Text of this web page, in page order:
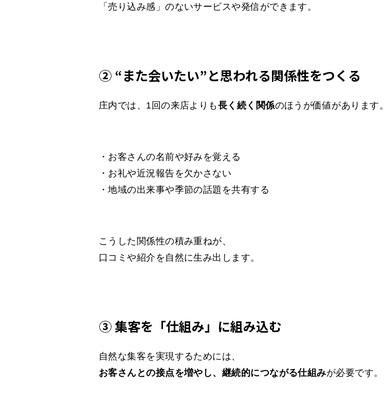
「売り込み感」のないサービスや発信ができます。
② “また会いたい”と思われる関係性をつくる
庄内では、1回の来店よりも長く続く関係のほうが価値があります。
・お客さんの名前や好みを覚える
・お礼や近況報告を欠かさない
・地域の出来事や季節の話題を共有する
こうした関係性の積み重ねが、
口コミや紹介を自然に生み出します。
③ 集客を「仕組み」に組み込む
自然な集客を実現するためには、
お客さんとの接点を増やし、継続的につながる仕組みが必要です。